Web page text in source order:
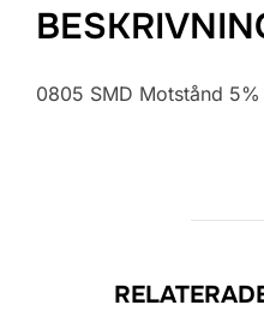
0805 SMD Motstånd